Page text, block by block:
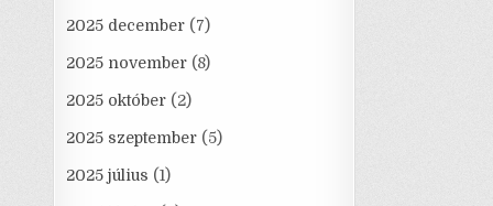
2025 december (7)
2025 november (8)
2025 október (2)
2025 szeptember (5)
2025 július (1)